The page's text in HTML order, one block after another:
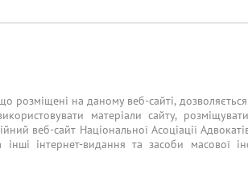
розміщені на даному веб-сайті,
матеріали сайту,
веб-сайт Національної Асоціації
інтернет-видання та засоби масової